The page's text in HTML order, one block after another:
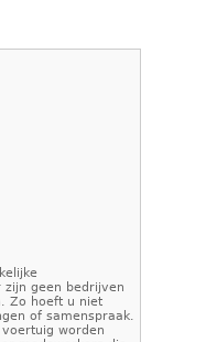
zijn geen bedrijven
Zo hoeft u niet
of samenspraak.
worden